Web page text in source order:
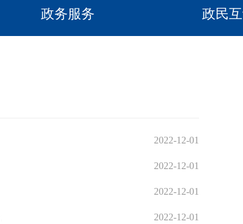
政务服务 政民
2022-12-01
2022-12-01
2022-12-01
2022-12-01